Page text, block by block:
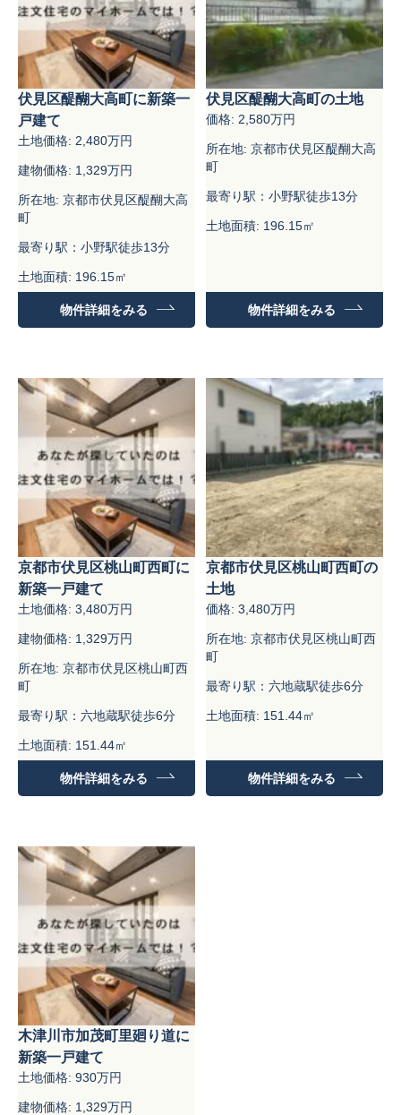
伏見区醍醐大高町に新築一
戸建て
土地価格: 2,480万円
建物価格: 1,329万円
所在地: 京都市伏見区醍醐大高
町
最寄り駅：小野駅徒歩13分
土地面積: 196.15㎡
建物面積：99.18㎡
物件詳細をみる
伏見区醍醐大高町の土地
価格: 2,580万円
所在地: 京都市伏見区醍醐大高
町
最寄り駅：小野駅徒歩13分
土地面積: 196.15㎡
物件詳細をみる
京都市伏見区桃山町西町に
新築一戸建て
土地価格: 3,480万円
建物価格: 1,329万円
所在地: 京都市伏見区桃山町西
町
最寄り駅：六地蔵駅徒歩6分
土地面積: 151.44㎡
建物面積：99.18㎡
物件詳細をみる
京都市伏見区桃山町西町の
土地
価格: 3,480万円
所在地: 京都市伏見区桃山町西
町
最寄り駅：六地蔵駅徒歩6分
土地面積: 151.44㎡
物件詳細をみる
木津川市加茂町里廻り道に
新築一戸建て
土地価格: 930万円
建物価格: 1,329万円